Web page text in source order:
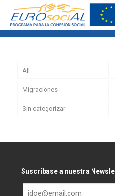
All
Migraciones
Sin categorizar
Suscríbase a nuestra